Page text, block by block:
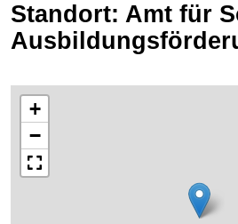
Standort: Amt für
+
−